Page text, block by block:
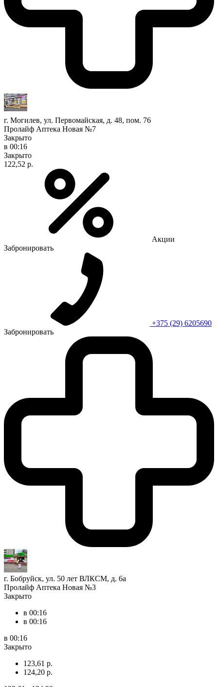
г. Могилев, ул. Первомайская, д. 48, пом. 76
Пролайф Аптека Новая №7
Закрыто
в 00:16
Закрыто
122,52 р.
Акции
Забронировать
+375 (29) 6205690
Забронировать
г. Бобруйск, ул. 50 лет ВЛКСМ, д. 6а
Пролайф Аптека Новая №3
Закрыто
в 00:16
в 00:16
в 00:16
Закрыто
123,61 р.
124,20 р.